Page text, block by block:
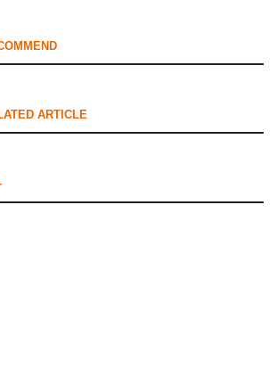
ARTICLE